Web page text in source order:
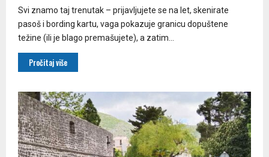
Svi znamo taj trenutak – prijavljujete se na let, skenirate
pasoš i bording kartu, vaga pokazuje granicu dopuštene
težine (ili je blago premašujete), a zatim...
Pročitaj više